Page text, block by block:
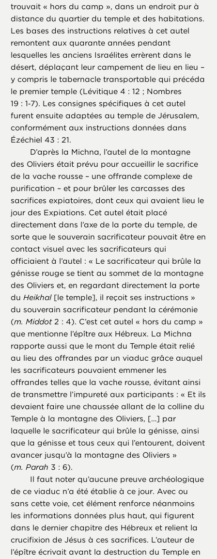
trouvait « hors du camp », dans un endroit pur à
distance du quartier du temple et des habitations.
Les bases des instructions relatives à cet autel
remontent aux quarante années pendant
lesquelles les anciens Israélites errèrent dans le
désert, déplaçant leur campement de lieu en lieu –
y compris le tabernacle transportable qui précéda
le premier temple (Lévitique 4 : 12 ; Nombres
19 : 1‑7). Les consignes spécifiques à cet autel
furent ensuite adaptées au temple de Jérusalem,
conformément aux instructions données dans
Ézéchiel 43 : 21.
D’après la Michna, l’autel de la montagne
des Oliviers était prévu pour accueillir le sacrifice
de la vache rousse – une offrande complexe de
purification – et pour brûler les carcasses des
sacrifices expiatoires, dont ceux qui avaient lieu le
jour des Expiations. Cet autel était placé
directement dans l’axe de la porte du temple, de
sorte que le souverain sacrificateur pouvait être en
contact visuel avec les sacrificateurs qui
officiaient à l’autel : « Le sacrificateur qui brûle la
génisse rouge se tient au sommet de la montagne
des Oliviers et, en regardant directement la porte
duHeikhal[le temple], il reçoit ses instructions »
du souverain sacrificateur pendant la cérémonie
(m. Middot2 : 4). C’est cet autel « hors du camp »
que mentionne l’épître aux Hébreux. La Michna
rapporte aussi que le mont du Temple était relié
au lieu des offrandes par un viaduc grâce auquel
les sacrificateurs pouvaient emmener les
offrandes telles que la vache rousse, évitant ainsi
de transmettre l’impureté aux participants : « Et ils
devaient faire une chaussée allant de la colline du
Temple à la montagne des Oliviers, […] par
laquelle le sacrificateur qui brûle la génisse, ainsi
que la génisse et tous ceux qui l’entourent, doivent
avancer jusqu’à la montagne des Oliviers »
(m. Parah 3 : 6).
Il faut noter qu’aucune preuve archéologique
de ce viaduc n’a été établie à ce jour. Avec ou
sans cette voie, cet élément renforce néanmoins
les informations données plus haut, qui figurent
dans le dernier chapitre des Hébreux et relient la
crucifixion de Jésus à ces sacrifices. L’auteur de
l’épître écrivait avant la destruction du Temple en